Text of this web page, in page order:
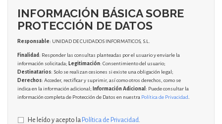
INFORMACIÓN BÁSICA SOBRE
PROTECCIÓN DE DATOS
Responsable: UNIDAD DE CUIDADOS INFORMATICOS, S.L.
Finalidad: Responder las consultas planteadas por el usuario y enviarle la
información solicitada; Legitimación: Consentimiento del usuario;
Destinatarios: Solo se realizan cesiones si existe una obligación legal;
Derechos: Acceder, rectificar y suprimir, así como otros derechos, como se
indica en la información adicional; Información Adicional : Puede consultar la
información completa de Protección de Datos en nuestra Política de Privacidad
He leído y acepto la Política de Privacidad